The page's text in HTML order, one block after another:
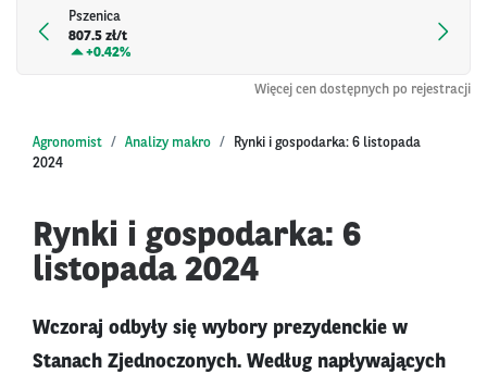
Pszenica
807.5 zł/t
+0.42%
Więcej cen dostępnych po rejestracji
Agronomist Analizy makro
Rynki i gospodarka: 6 listopada
2024
Rynki i gospodarka: 6
listopada 2024
Wczoraj odbyły się wybory prezydenckie w
Stanach Zjednoczonych. Według napływających